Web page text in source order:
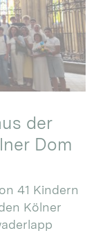
der
Dom
41 Kindern
Kölner